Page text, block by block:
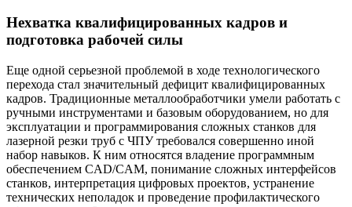
Нехватка квалифицированных кадров и
подготовка рабочей силы
Еще одной серьезной проблемой в ходе технологического
перехода стал значительный дефицит квалифицированных
кадров. Традиционные металлообработчики умели работать с
ручными инструментами и базовым оборудованием, но для
эксплуатации и программирования сложных станков для
лазерной резки труб с ЧПУ требовался совершенно иной
набор навыков. К ним относятся владение программным
обеспечением CAD/CAM, понимание сложных интерфейсов
станков, интерпретация цифровых проектов, устранение
технических неполадок и проведение профилактического